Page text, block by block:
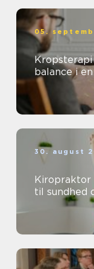
05.
Kropsterapi
balance i
30. august
Kiropraktor
til sundhed